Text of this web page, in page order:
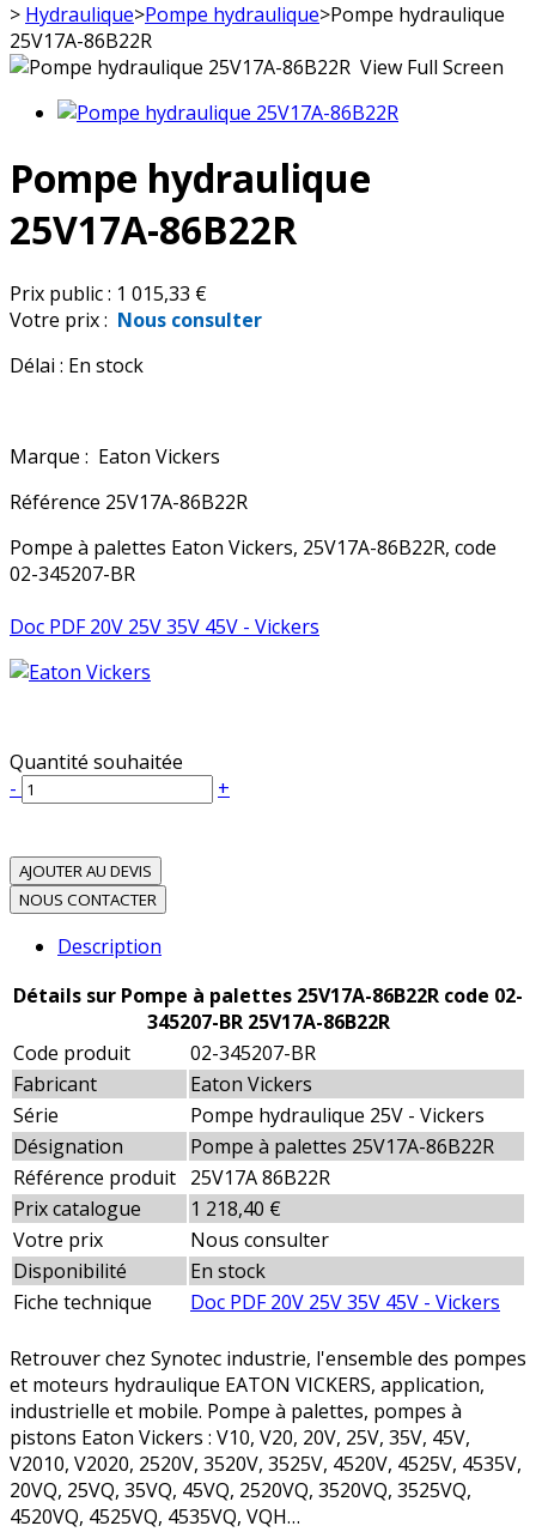
> Hydraulique>Pompe hydraulique>Pompe hydraulique
25V17A-86B22R
View Full Screen
Pompe hydraulique
25V17A-86B22R
Prix public : 1 015,33 €
Votre prix : Nous consulter
Délai : En stock
Marque : Eaton Vickers
Référence 25V17A-86B22R
Pompe à palettes Eaton Vickers, 25V17A-86B22R, code
02-345207-BR
Doc PDF 20V 25V 35V 45V - Vickers
Quantité souhaitée
-
+
AJOUTER AU DEVIS
NOUS CONTACTER
Description
Détails sur Pompe à palettes 25V17A-86B22R code 02-
345207-BR 25V17A-86B22R
Code produit
02-345207-BR
Fabricant
Eaton Vickers
Série
Pompe hydraulique 25V - Vickers
Désignation
Pompe à palettes 25V17A-86B22R
Référence produit 25V17A 86B22R
Prix catalogue
1 218,40 €
Votre prix
Nous consulter
Disponibilité
En stock
Fiche technique
Doc PDF 20V 25V 35V 45V - Vickers
Retrouver chez Synotec industrie, l'ensemble des pompes
et moteurs hydraulique EATON VICKERS, application,
industrielle et mobile. Pompe à palettes, pompes à
pistons Eaton Vickers : V10, V20, 20V, 25V, 35V, 45V,
V2010, V2020, 2520V, 3520V, 3525V, 4520V, 4525V, 4535V,
20VQ, 25VQ, 35VQ, 45VQ, 2520VQ, 3520VQ, 3525VQ,
4520VQ, 4525VQ, 4535VQ, VQH…